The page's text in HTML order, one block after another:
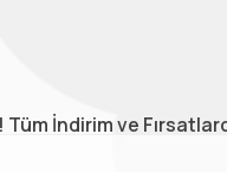
İndirim ve